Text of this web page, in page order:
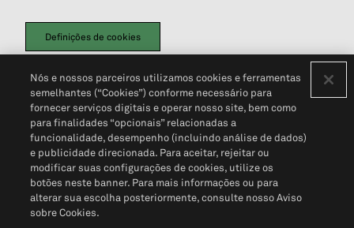
Definições de cookies
Política de PrivacidadePortal de privacidade do cliente (em inglês)
Não Venda Minhas Informações Pessoais© 2026 S&P Global
Nós e nossos parceiros utilizamos cookies e ferramentas
semelhantes (“Cookies”) conforme necessário para
fornecer serviços digitais e operar nosso site, bem como
para finalidades “opcionais” relacionadas a
funcionalidade, desempenho (incluindo análise de dados)
e publicidade direcionada. Para aceitar, rejeitar ou
modificar suas configurações de cookies, utilize os
botões neste banner. Para mais informações ou para
alterar sua escolha posteriormente, consulte nosso Aviso
sobre Cookies.